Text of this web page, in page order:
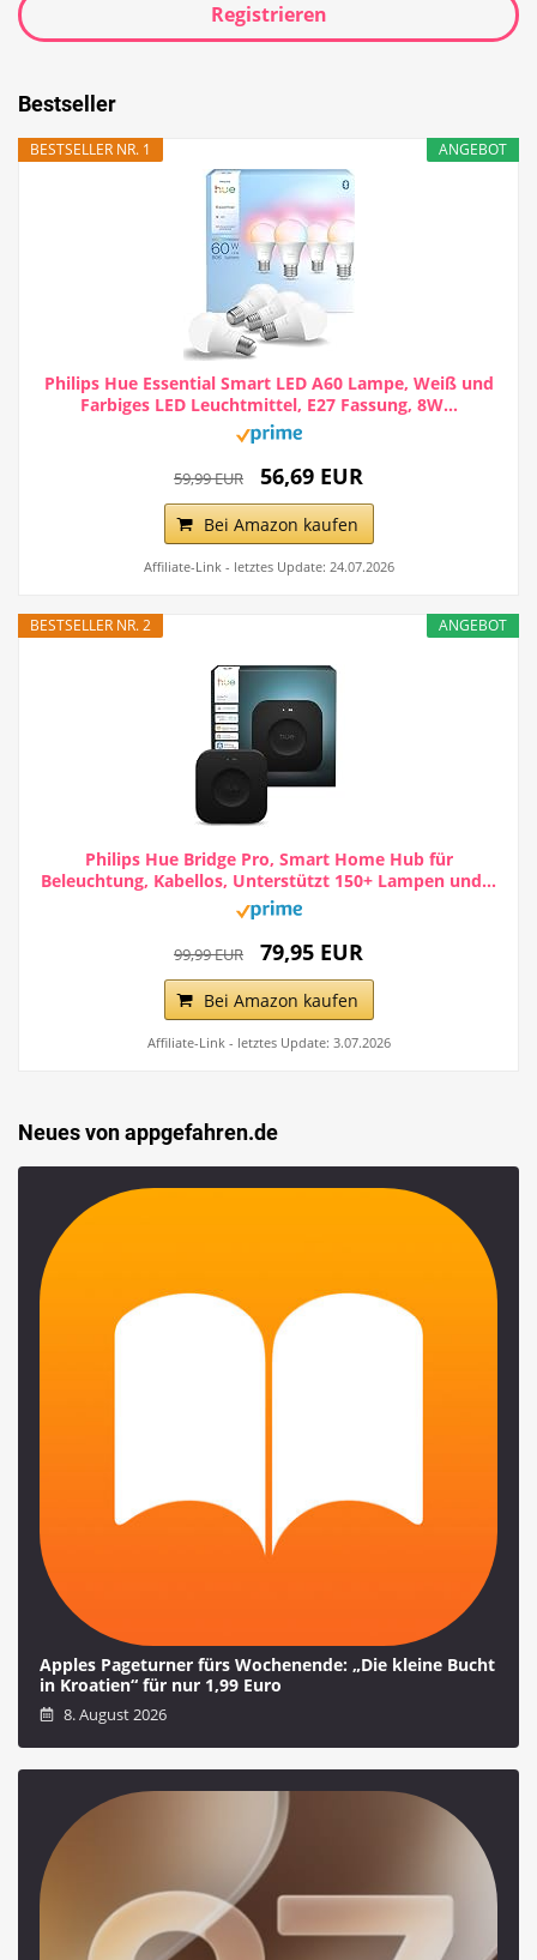
Registrieren
Bestseller
ANGEBOT
BESTSELLER NR. 1
Philips Hue Essential Smart LED A60 Lampe, Weiß und
Farbiges LED Leuchtmittel, E27 Fassung, 8W...
59,99 EUR 56,69 EUR
Bei Amazon kaufen
Affiliate-Link - letztes Update: 24.07.2026
ANGEBOT
BESTSELLER NR. 2
Philips Hue Bridge Pro, Smart Home Hub für
Beleuchtung, Kabellos, Unterstützt 150+ Lampen und...
99,99 EUR 79,95 EUR
Bei Amazon kaufen
Affiliate-Link - letztes Update: 3.07.2026
Neues von appgefahren.de
Apples Pageturner fürs Wochenende: „Die kleine Bucht
in Kroatien“ für nur 1,99 Euro
8. August 2026